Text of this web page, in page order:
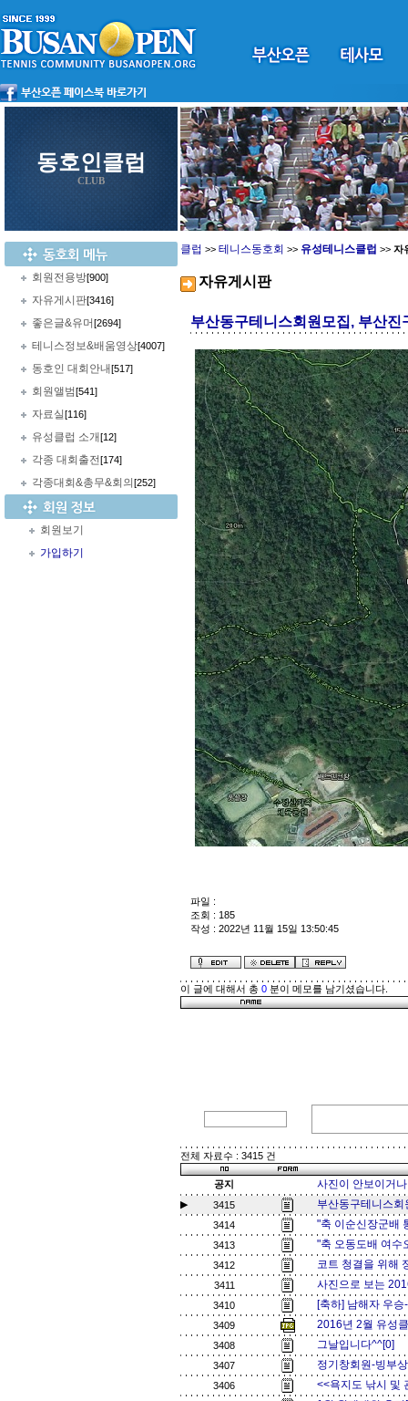
동호인클럽
CLUB
회원전용방[900]
자유게시판[3416]
좋은글&유머[2694]
테니스정보&배움영상[4007]
동호인 대회안내[517]
회원앨범[541]
자료실[116]
유성클럽 소개[12]
각종 대회출전[174]
각종대회&총무&회의 [252]
회원보기
가입하기
클럽 >> 테니스동호회 >> 유성테니스클럽 >> 자
자유게시판
부산동구테니스회원모집, 부산
파일 :
조회 : 185
작성 : 2022년 11월 15일 13:50:45
이 글에 대해서 총 0 분이 메모를 남기셨습니다.
전체 자료수 : 3415 건
공지 사진이 안보이거
▶ 3415 부산동구테니스
3414 "축 이순신장군배
3413 "축 오동도배 여
3412 코트 청결을 위해
3411 사진으로 보는
3410 [축하] 남해자 우
3409 2016년 2월 유성
3408 그날입니다^^[0]
3407 정기창회원-빙부
3406 <<욕지도 낚시 및